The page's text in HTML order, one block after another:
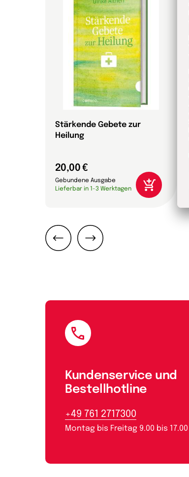
Stärkende Gebete zur
Heilung
20,00 €
Gebundene Ausgabe
Lieferbar in 1-3 Werktagen
Kundenservice und
Bestellhotline
+49 761 2717300
Montag bis Freitag 9.00 bis 17.00